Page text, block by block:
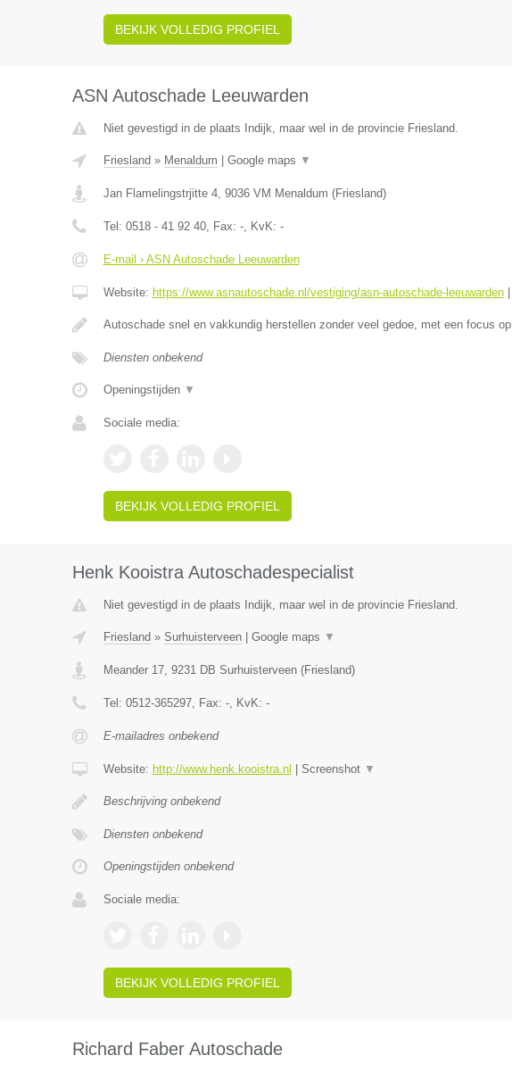
BEKIJK VOLLEDIG PROFIEL
ASN Autoschade Leeuwarden
Niet gevestigd in de plaats Indijk, maar wel in de provincie Friesland.
Friesland » Menaldum Google maps ▼
Jan Flamelingstrjitte 4, 9036 VM Menaldum (Friesland)
Tel: 0518 - 41 92 40, Fax: -, KvK: -
E-mail › ASN Autoschade Leeuwarden
Website: https://www.asnautoschade.nl/vestiging/asn-autoschade-leeuwarden|
Autoschade snel en vakkundig herstellen zonder veel gedoe, met een focus op
Diensten onbekend
Openingstijden ▼
Sociale media:
BEKIJK VOLLEDIG PROFIEL
Henk Kooistra Autoschadespecialist
Niet gevestigd in de plaats Indijk, maar wel in de provincie Friesland.
Friesland » Surhuisterveen| Google maps ▼
Meander 17, 9231 DB Surhuisterveen(Friesland)
Tel: 0512-365297, Fax: -, KvK: -
E-mailadres onbekend
Website: http://www.henk.kooistra.nl Screenshot ▼
Beschrijving onbekend
Diensten onbekend
Openingstijden onbekend
Sociale media:
BEKIJK VOLLEDIG PROFIEL
Richard Faber Autoschade